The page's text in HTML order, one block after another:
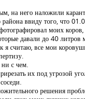
на него наложили
ввиду того, что
моих
давали до 40 литров
считаю, все мои
ни с чем.
их под угрозой
решения